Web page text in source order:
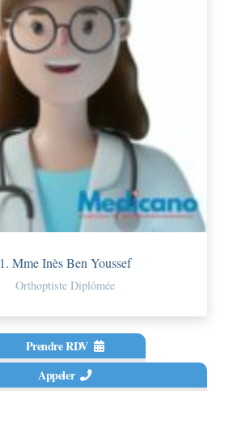
1. Mme Inès Ben Youssef
Orthoptiste Diplômée
Prendre RDV
Appeler